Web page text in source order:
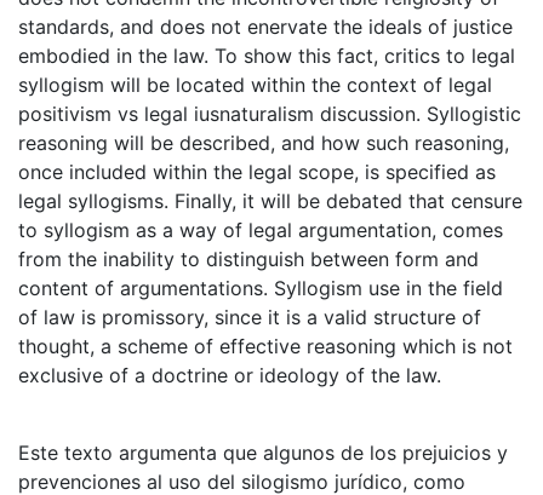
standards, and does not enervate the ideals of justice
embodied in the law. To show this fact, critics to legal
syllogism will be located within the context of legal
positivism vs legal iusnaturalism discussion. Syllogistic
reasoning will be described, and how such reasoning,
once included within the legal scope, is specified as
legal syllogisms. Finally, it will be debated that censure
to syllogism as a way of legal argumentation, comes
from the inability to distinguish between form and
content of argumentations. Syllogism use in the field
of law is promissory, since it is a valid structure of
thought, a scheme of effective reasoning which is not
exclusive of a doctrine or ideology of the law.
Este texto argumenta que algunos de los prejuicios y
prevenciones al uso del silogismo jurídico, como